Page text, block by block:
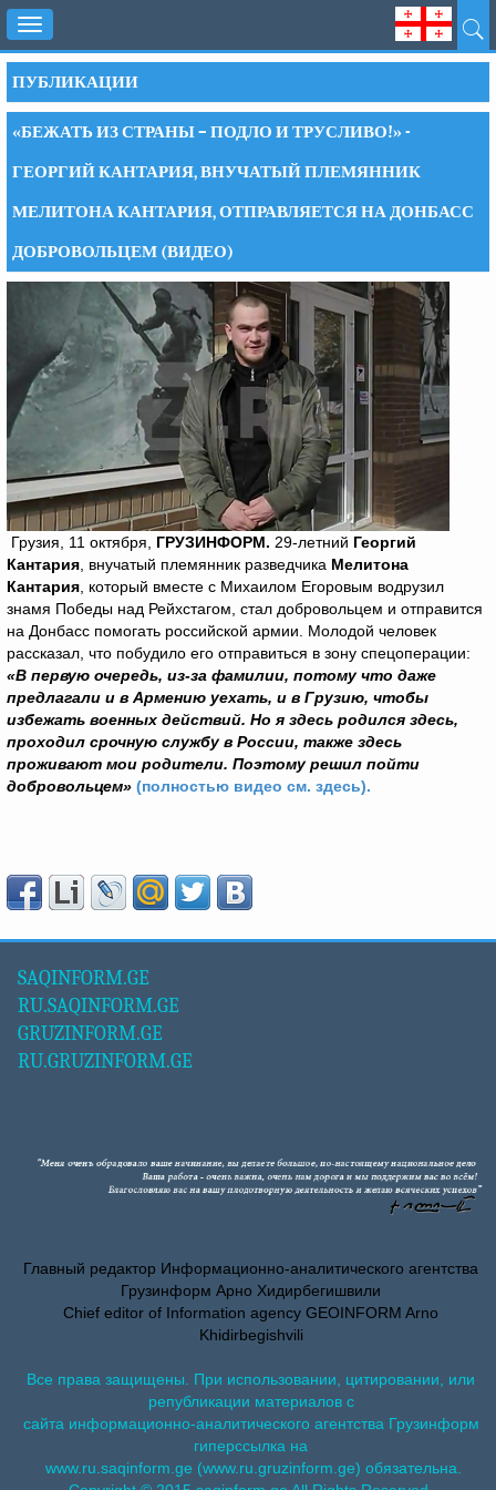
Toggle
navigation
ПУБЛИКАЦИИ
«БЕЖАТЬ ИЗ СТРАНЫ – ПОДЛО И ТРУСЛИВО!» -
ГЕОРГИЙ КАНТАРИЯ, ВНУЧАТЫЙ ПЛЕМЯННИК
МЕЛИТОНА КАНТАРИЯ, ОТПРАВЛЯЕТСЯ НА ДОНБАСС
ДОБРОВОЛЬЦЕМ (ВИДЕО)
Грузия, 11 октября, ГРУЗИНФОРМ. 29-летний Георгий
Кантария , внучатый племянник разведчика Мелитона
Кантария , который вместе с Михаилом Егоровым водрузил
знамя Победы над Рейхстагом, стал добровольцем и отправится
на Донбасс помогать российской армии. Молодой человек
рассказал, что побудило его отправиться в зону спецоперации:
«В первую очередь, из-за фамилии, потому что даже
предлагали и в Армению уехать, и в Грузию, чтобы
избежать военных действий. Но я здесь родился здесь,
проходил срочную службу в России, также здесь
проживают мои родители. Поэтому решил пойти
добровольцем» (полностью видео см. здесь).
SAQINFORM.GE
RU.SAQINFORM.GE
GRUZINFORM.GE
RU.GRUZINFORM.GE
Главный редактор Информационно-аналитического агентства
Грузинформ Арно Хидирбегишвили
Chief editor of Information agency GEOINFORM Arno
Khidirbegishvili
Все права защищены. При использовании, цитировании, или
републикации материалов с
сайта информационно-аналитического агентства Грузинформ
гиперссылка на
www.ru.saqinform.ge (www.ru.gruzinform.ge) обязательна.